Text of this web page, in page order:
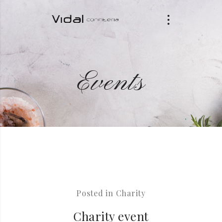
Events
Posted in Charity
Charity event